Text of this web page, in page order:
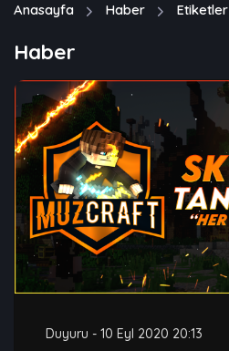
Anasayfa Haber Etiketler
Haber
Duyuru - 10 Eyl 2020 20:13